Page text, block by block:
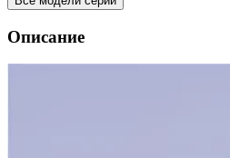
Описание